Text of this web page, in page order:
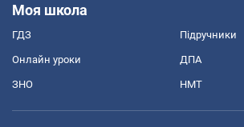
Моя школа
ГДЗ Підручники
Онлайн уроки ДПА
ЗНО НМТ